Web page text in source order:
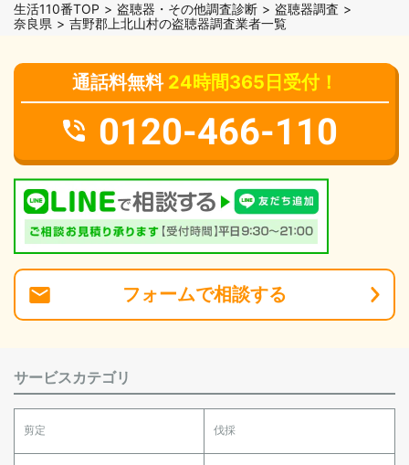
生活110番TOP 盗聴器・その他調査診断
盗聴器調査
奈良県
吉野郡上北山村の盗聴器調査業者一覧
通話料無料 24時間365日受付！
0120-466-110
フォームで相談する
サービスカテゴリ
剪定 伐採